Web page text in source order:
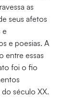
as
seus afetos
e
e poesias. A
entre essas
foi o fio
século XX.